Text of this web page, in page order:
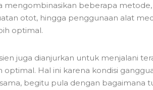
mengombinasikan beberapa
otot, hingga penggunaan alat
optimal.
juga dianjurkan untuk menjalani
Hal ini karena kondisi
begitu pula dengan bagaimana